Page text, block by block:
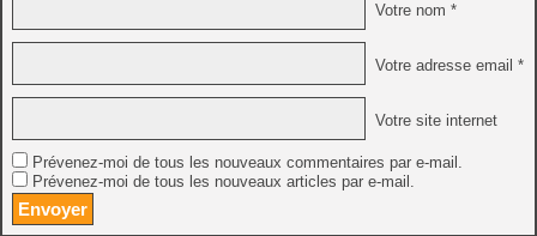
Votre nom *
Votre adresse email *
Votre site internet
Prévenez-moi de tous les nouveaux commentaires par e-mail.
Prévenez-moi de tous les nouveaux articles par e-mail.